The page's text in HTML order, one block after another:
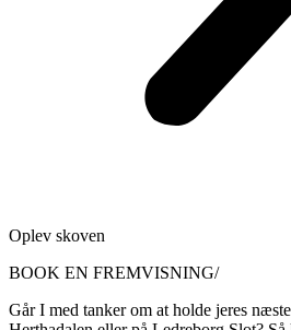
Oplev skoven
BOOK EN FREMVISNING/
Går I med tanker om at holde jeres